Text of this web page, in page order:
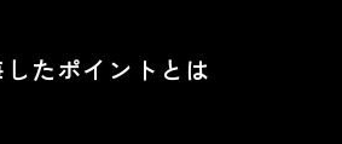
たポイントとは